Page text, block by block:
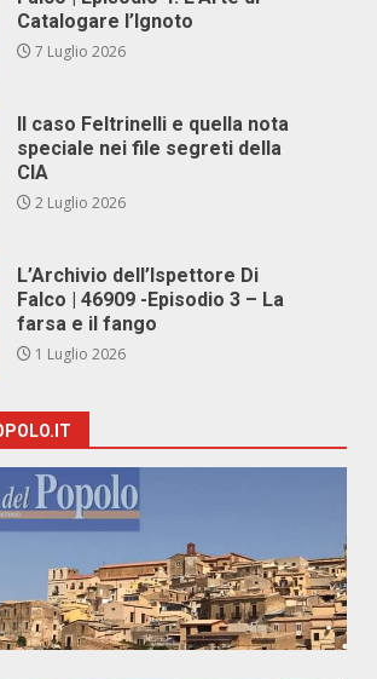
Catalogare l’Ignoto
7 Luglio 2026
Il caso Feltrinelli e quella nota
speciale nei file segreti della
CIA
2 Luglio 2026
L’Archivio dell’Ispettore Di
Falco | 46909 -Episodio 3 – La
farsa e il fango
1 Luglio 2026